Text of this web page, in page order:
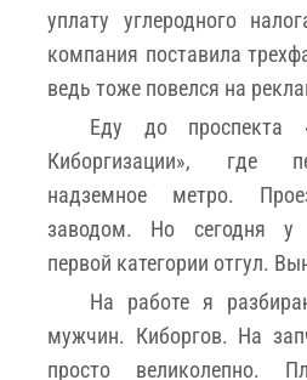
уплату углеродного
компания поставила
ведь тоже повелся на
Еду до проспекта
Киборгизации», где
надземное метро.
заводом. Но сегодня у
первой категории отгул.
На работе я
мужчин. Киборгов. На
просто великолепно.